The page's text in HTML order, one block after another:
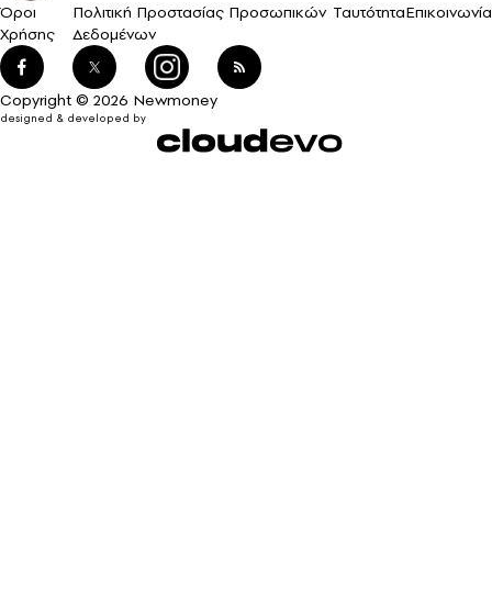
Όροι
Χρήσης
Πολιτική Προστασίας Προσωπικών
Δεδομένων
ΤαυτότηταΕπικοινωνία
Copyright © 2026 Newmoney
designed & developed by